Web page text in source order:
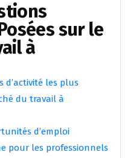
sur le
à
d’activité les plus
du travail à
d’emploi
pour les professionnels